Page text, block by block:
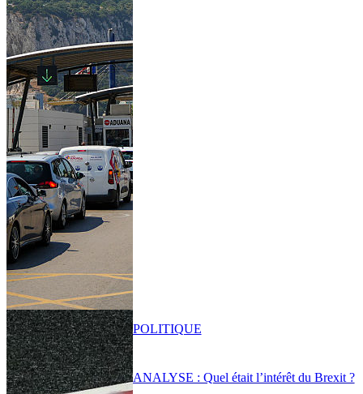
ANALYSE : Quel était l’intérêt du Brexit ?
POLITIQUE